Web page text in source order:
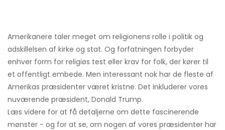
Amerikanere taler meget om religionens rolle i politik og
adskillelsen af ​​kirke og stat. Og forfatningen forbyder
enhver form for religiøs test eller krav for folk, der kører til
et offentligt embede. Men interessant nok har de fleste af
Amerikas præsidenter været kristne. Det inkluderer vores
nuværende præsident, Donald Trump.
Læs videre for at få detaljerne om dette fascinerende
mønster - og for at se, om nogen af ​​vores præsidenter har